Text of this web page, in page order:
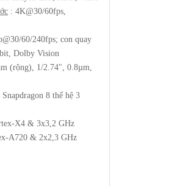
: 4K@30/60fps,
60/240fps; con quay
Dolby Vision
(rộng), 1/2.74", 0.8µm,
8 thế hệ 3
X4 & 3x3,2 GHz
A720 & 2x2,3 GHz